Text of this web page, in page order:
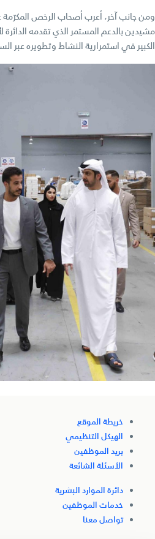
ومن جانب آخر، أعرب أصحاب الرخص المكرّمة
مشيدين بالدعم المستمر الذي تقدمه الدائرة
الكبير في استمرارية النشاط وتطويره عبر
خريطة الموقع
الهيكل التنظيمي
بريد الموظفين
الأسئلة الشائعة
دائرة الموارد البشرية
خدمات الموظفين
تواصل معنا